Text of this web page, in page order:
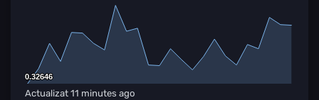
0.32646
0.32646
Actualizat 11 minutes ago